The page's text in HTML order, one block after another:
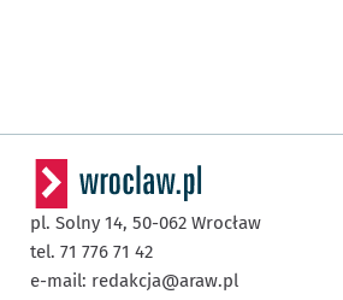
pl. Solny 14, 50-062 Wrocław
tel. 71 776 71 42
e-mail: redakcja@araw.pl